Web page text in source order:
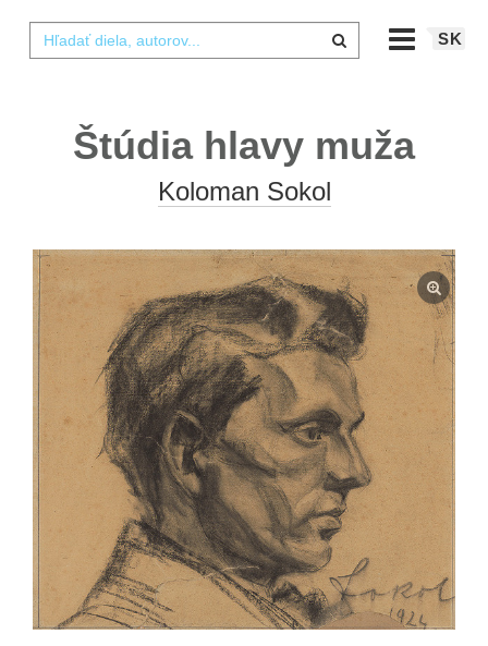
SK
Štúdia hlavy muža
Koloman Sokol